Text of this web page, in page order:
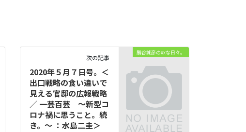
勝谷誠彦のxxな日々。
次の記事
2020年５月７日号。＜
出口戦略の食い違いで
見える官邸の広報戦略
／ 一芸百芸 ～新型コ
ロナ禍に思うこと。続
き。～ ：水島二圭＞